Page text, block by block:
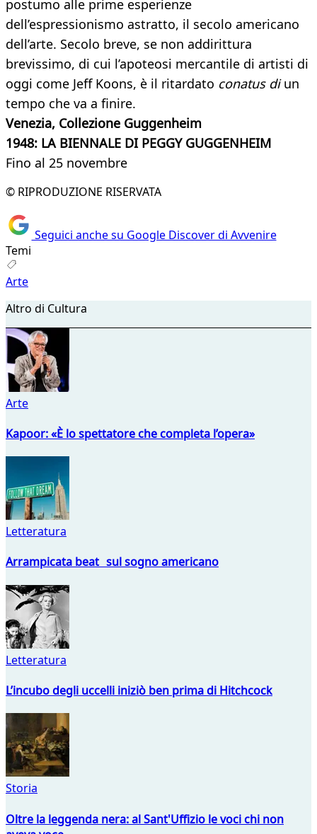
postumo alle prime esperienze
dell’espressionismo astratto, il secolo americano
dell’arte. Secolo breve, se non addirittura
brevissimo, di cui l’apoteosi mercantile di artisti di
oggi come Jeff Koons, è il ritardato conatus diun
tempo che va a finire.
Venezia, Collezione Guggenheim
1948: LA BIENNALE DI PEGGY GUGGENHEIM
Fino al 25 novembre
© RIPRODUZIONE RISERVATA
Seguici anche su Google Discover di Avvenire
Temi
Arte
Altro di Cultura
Arte
Kapoor: «È lo spettatore che completa l’opera»
Letteratura
Arrampicata beat sul sogno americano
Letteratura
L’incubo degli uccelli iniziò ben prima di Hitchcock
Storia
Oltre la leggenda nera: al Sant'Uffizio le voci chi non